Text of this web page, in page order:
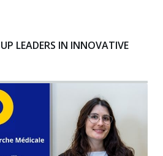
LEADERS IN INNOVATIVE